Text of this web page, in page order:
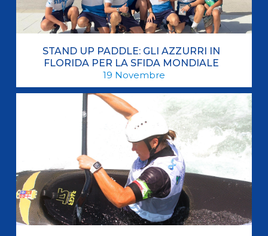
STAND UP PADDLE: GLI AZZURRI IN
FLORIDA PER LA SFIDA MONDIALE
19 Novembre